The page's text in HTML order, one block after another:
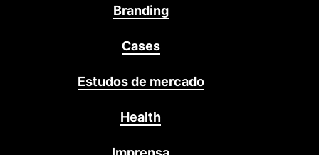
Branding
Cases
Estudos de mercado
Health